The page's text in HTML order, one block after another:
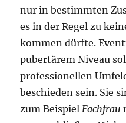
nur in bestimmten
es in der Regel zu
kommen dürfte.
pubertärem Niveau
professionellen
beschieden sein. Sie
zum BeispielFachfrau